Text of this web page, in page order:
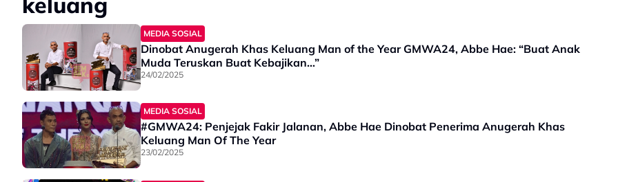
MEDIA SOSIAL
Dinobat Anugerah Khas Keluang Man of the Year GMWA24, Abbe Hae: “Buat Anak
Muda Teruskan Buat Kebajikan…”
24/02/2025
MEDIA SOSIAL
#GMWA24: Penjejak Fakir Jalanan, Abbe Hae Dinobat Penerima Anugerah Khas
Keluang Man Of The Year
23/02/2025